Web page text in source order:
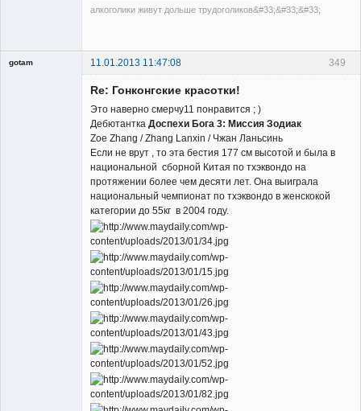
алкоголики живут дольше трудоголиков&#33;&#33;&#33;
349
gotam
11.01.2013 11:47:08
Re: Гонконгские красотки!
Это наверно смерчу11 понравится ; )
Дебютантка Доспехи Бога 3: Миссия Зодиак
Zoe Zhang / Zhang Lanxin / Чжан Ланьсинь
Если не врут , то эта бестия 177 см высотой и была в
национальной сборной Китая по тхэквондо на
протяжении более чем десяти лет. Она выиграла
национальный чемпионат по тхэквондо в женскокой
категории до 55кг в 2004 году.